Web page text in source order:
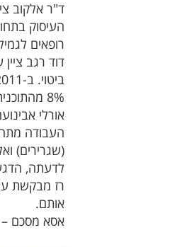
העיסוק
רופאים
דוד רגב
8% מהתוכנית, 5-8 דקות ממנה. הבטיח לטפל בנושא צמצום החשיפה לעישון.
אורלי
העבודה
(שגרירים)
לדעתה,
רז מבקשת
אותם.
אסא מסכם